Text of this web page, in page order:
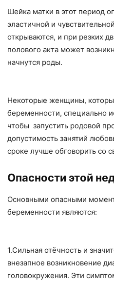
Шейка матки в этот период
эластичной и
открываются, и при резких
полового акта может
начнутся роды.
Некоторые женщины,
беременности, специально
чтобы запустить родовой
допустимость занятий
сроке лучше обговорить со
Опасности этой
Основными опасными
беременности являются:
1.Сильная отёчность и
внезапное возникновение
головокружения. Эти